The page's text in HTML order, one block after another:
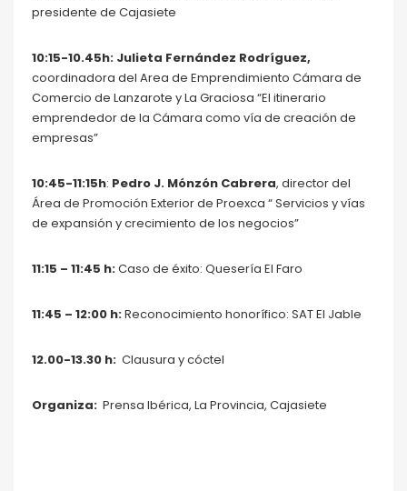
presidente de Cajasiete
10:15-10.45h: Julieta Fernández Rodríguez,
coordinadora del Area de Emprendimiento Cámara de
Comercio de Lanzarote y La Graciosa “El itinerario
emprendedor de la Cámara como vía de creación de
empresas”
10:45-11:15h: Pedro J. Mónzón Cabrera, director del
Área de Promoción Exterior de Proexca “ Servicios y vías
de expansión y crecimiento de los negocios”
11:15 – 11:45 h:Caso de éxito: Quesería El Faro
11:45 – 12:00 h:Reconocimiento honorífico: SAT El Jable
12.00-13.30 h: Clausura y cóctel
Organiza: Prensa Ibérica, La Provincia, Cajasiete